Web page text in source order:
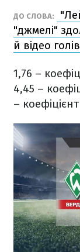
ДО СЛОВА:
"джмелі"
й відео
1,76 –
4,45 –
–